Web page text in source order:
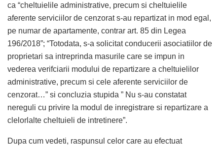
ca “cheltuielile administrative, precum si cheltuielile
aferente serviciilor de cenzorat s-au repartizat in mod egal,
pe numar de apartamente, contrar art. 85 din Legea
196/2018”; “Totodata, s-a solicitat conducerii asociatiilor de
proprietari sa intreprinda masurile care se impun in
vederea verifciarii modului de repartizare a cheltuielilor
administrative, precum si cele aferente serviciilor de
cenzorat…” si concluzia stupida ” Nu s-au constatat
nereguli cu privire la modul de inregistrare si repartizare a
clelorlalte cheltuieli de intretinere”.
Dupa cum vedeti, raspunsul celor care au efectuat